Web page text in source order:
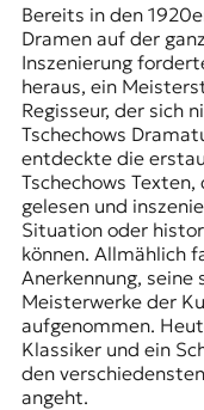
Bereits in den
Dramen auf der
Inszenierung
heraus, ein
Regisseur, der sich
Tschechows
entdeckte die
Tschechows
gelesen und
Situation oder
können. Allmählich
Anerkennung, seine
Meisterwerke der
aufgenommen.
Klassiker und ein
den
angeht.